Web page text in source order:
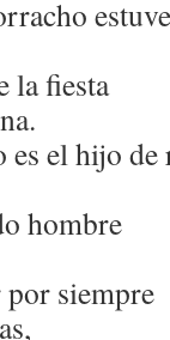
estuve
la fiesta
el hijo de
hombre
siempre